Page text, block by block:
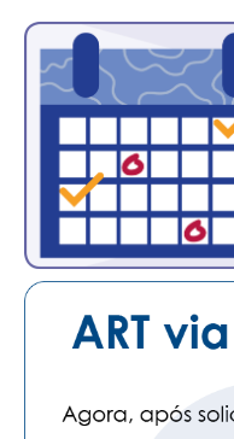
RELEASES
CONTATO
CADASTRO
ASSOCIE-SE
ATUALIZAÇÃO CADASTRAL
NÚCLEO JOVEM